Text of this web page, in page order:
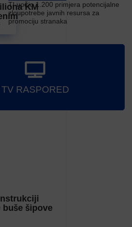
KM
buše šipove
TI uočio 1.200 primjera potencijalne
zloupotrebe javnih resursa za
promociju stranaka
TV RASPORED